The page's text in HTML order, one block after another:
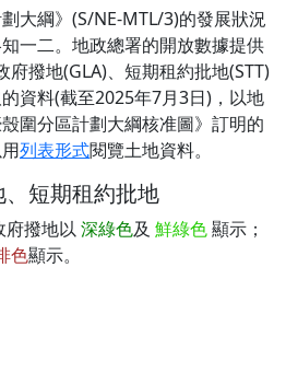
大綱》(S/NE-MTL/3)的發展狀況
一二。地政總署的開放數據提供
府撥地(GLA)、短期租約批地(STT)
資料(截至2025年7月3日)，以地
圍分區計劃大綱核准圖》訂明的
列表形式閱覽土地資料。
短期租約批地
府撥地以 深綠色及 鮮綠色顯示；
色顯示。